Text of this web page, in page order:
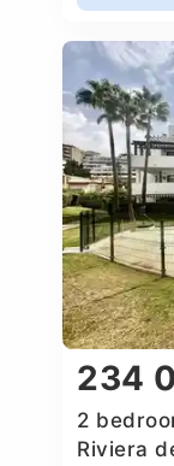
234
2
Riviera